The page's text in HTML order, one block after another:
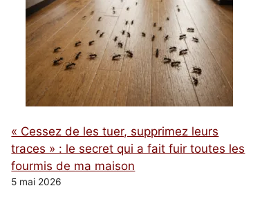
« Cessez de les tuer, supprimez leurs
traces » : le secret qui a fait fuir toutes les
fourmis de ma maison
5 mai 2026